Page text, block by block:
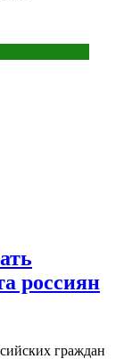
россиян
граждан